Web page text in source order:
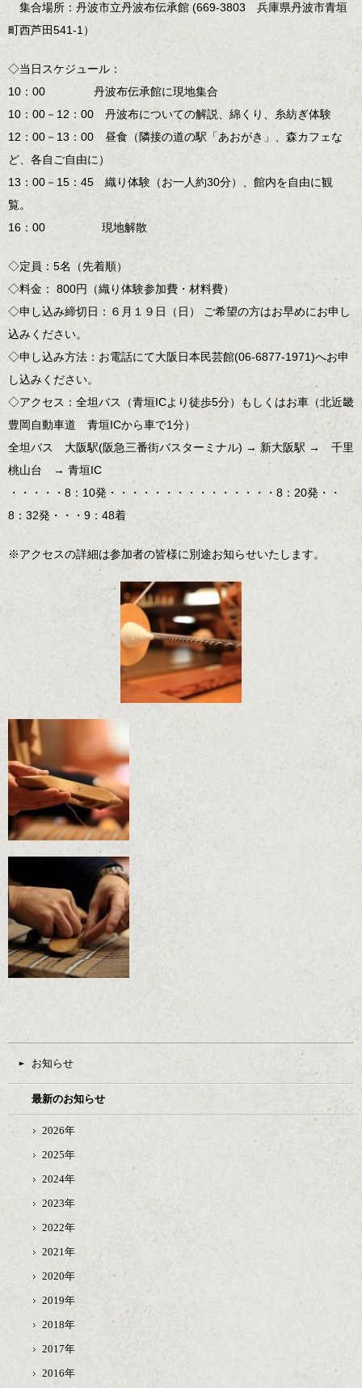
集合場所：丹波市立丹波布伝承館 (669-3803 兵庫県丹波市青垣
町西芦田541-1）
◇当日スケジュール：
10：00 丹波布伝承館に現地集合
10：00－12：00 丹波布についての解説、綿くり、糸紡ぎ体験
12：00－13：00 昼食（隣接の道の駅「あおがき」、森カフェな
ど、各自ご自由に）
13：00－15：45 織り体験（お一人約30分）、館内を自由に観
覧。
16：00 現地解散
◇定員：5名（先着順）
◇料金： 800円（織り体験参加費・材料費）
◇申し込み締切日：６月１９日（日） ご希望の方はお早めにお申し
込みください。
◇申し込み方法：お電話にて大阪日本民芸館(06-6877-1971)へお申
し込みください。
◇アクセス：全坦バス（青垣ICより徒歩5分）もしくはお車（北近畿
豊岡自動車道 青垣ICから車で1分）
全坦バス 大阪駅(阪急三番街バスターミナル) → 新大阪駅 → 千里
桃山台 → 青垣IC
・・・・・8：10発・・・・・・・・・・・・・・・8：20発・・
8：32発・・・9：48着
※アクセスの詳細は参加者の皆様に別途お知らせいたします。
お知らせ
最新のお知らせ
2026年
2025年
2024年
2023年
2022年
2021年
2020年
2019年
2018年
2017年
2016年